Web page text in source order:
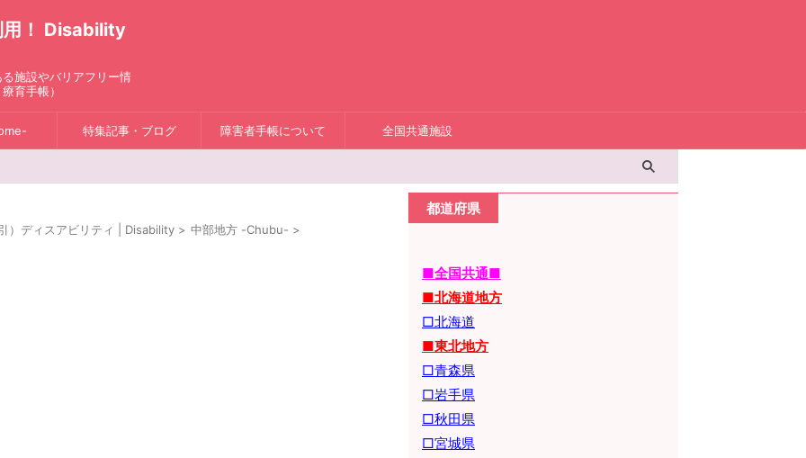
用！ Disability
施設やバリアフリー情
育手帳）
特集記事・ブログ 障害者手帳について 全国共通施設
）ディスアビリティ | Disability > 中部地方 -Chubu- >
都道府県
■全国共通■
■北海道地方
□北海道
■東北地方
□青森県
□岩手県
□秋田県
□宮城県